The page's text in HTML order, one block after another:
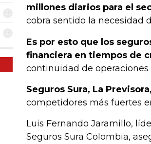
millones diarios para el
cobra sentido la necesidad
Es por esto que los
financiera en tiempos de
continuidad de
Seguros Sura, La
competidores más fuertes
Luis Fernando Jaramillo,
Seguros Sura Colombia,